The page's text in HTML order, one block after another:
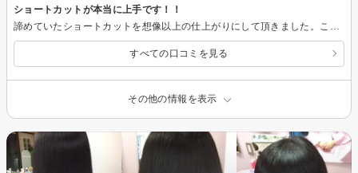
ショートカットが本当に上手です！！
すべての口コミを見る
その他の情報を表示